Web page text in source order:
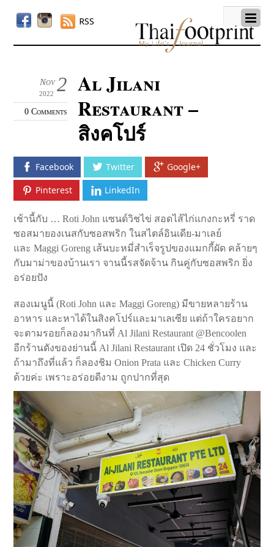
RSS
2
Nov
2022
0 Comments
Al Jilani
Restaurant –
สิงคโปร์
Facebook Twitter Google+
Pinterest LinkedIn
เช้านี้กับ … Roti John แซนด์วิชไข่ สอดไส้ไก่แกงกะหรี่ ราด
ซอสมายองเนสกับซอสพริก ในสไตล์อินเดีย-มาเลย์
และ Maggi Goreng เส้นบะหมี่สำเร็จรูปของแมกกี้ผัด คล้ายๆ
กับมาม่าของบ้านเรา จานนี้รสจัดจ้าน กินคู่กับซอสพริก ยิ่ง
อร่อยปัง
สองเมนูนี้ (Roti John และ Maggi Goreng) มีขายหลายร้าน
อาหาร และหาได้ในสิงคโปร์และมาเลเซีย แต่ถ้าใครอยาก
จะตามรอยก็ลองมากินที่ Al Jilani Restaurant @Bencoolen
อีกร้านดังของย่านนี้ Al Jilani Restaurant เปิด 24 ชั่วโมง และ
ถ้ามาถึงที่แล้ว ก็ลองชิม Onion Prata และ Chicken Curry
ด้วยค่ะ เพราะอร่อยดีงาม ถูกปากที่สุด